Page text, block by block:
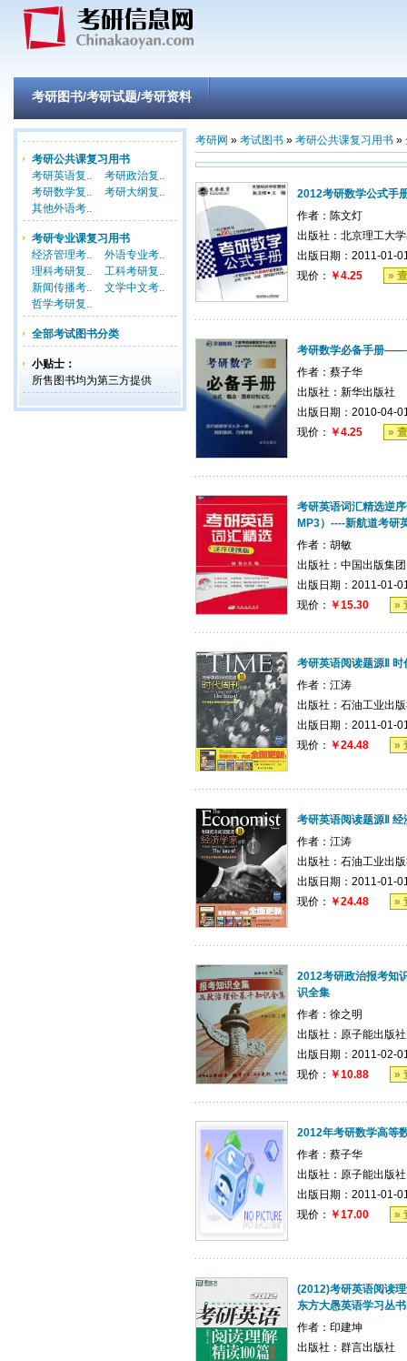
考研图书/考研试题/考研资料
考研公共课复习用书
考研英语复..
考研政治复..
考研数学复..
考研大纲复..
其他外语考..
考研专业课复习用书
经济管理考..
外语专业考..
理科考研复..
工科考研复..
新闻传播考..
文学中文考..
哲学考研复..
全部考试图书分类
小贴士：
所售图书均为第三方提供
考研网 » 考试图书 » 考研公共课复习用书 »
2012考研数学公式手
作者： 陈文灯
出版社： 北京理工大
出版日期：2011-01-
现价： ￥4.25 »
考研数学必备手册——
作者： 蔡子华
出版社： 新华出版社
出版日期：2010-04-
现价： ￥4.25 »
考研英语词汇精选逆
MP3）----新航道考研
作者： 胡敏
出版社： 中国出版集团
出版日期：2011-01-
现价： ￥15.30 »
考研英语阅读题源Ⅱ 时
作者： 江涛
出版社： 石油工业出
出版日期：2011-01-
现价： ￥24.48 »
考研英语阅读题源Ⅱ 经
作者： 江涛
出版社： 石油工业出
出版日期：2011-01-
现价： ￥24.48 »
2012考研政治报考知
识全集
作者： 徐之明
出版社： 原子能出版社
出版日期：2011-02-
现价： ￥10.88 »
2012年考研数学高等
作者： 蔡子华
出版社： 原子能出版社
出版日期：2011-01-
现价： ￥17.00 »
(2012)考研英语阅读
东方大愚英语学习丛书
作者： 印建坤
出版社： 群言出版社